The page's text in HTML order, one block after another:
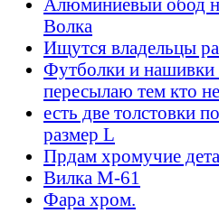
Волка
Ищутся владельцы
Футболки и нашивки
пересылаю тем кто
есть две толстовки
размер L
Прдам хромучие
Вилка М-61
Фара хром.